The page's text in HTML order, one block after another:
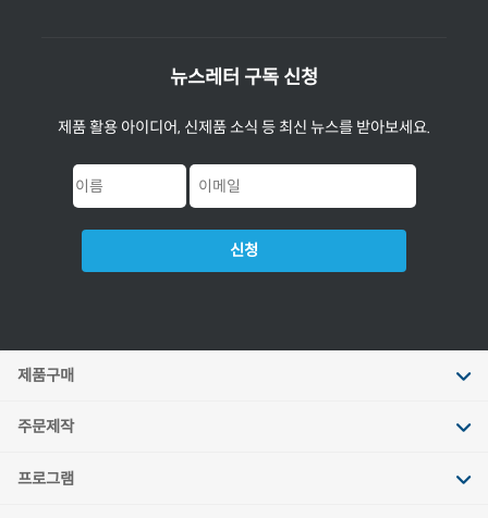
뉴스레터 구독 신청
제품 활용 아이디어, 신제품 소식 등 최신 뉴스를 받아보세요.
신청
제품구매
주문제작
프로그램